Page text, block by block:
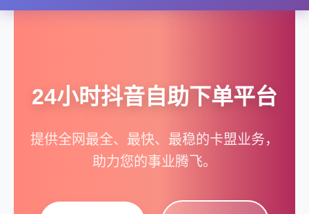
24小时抖音自助下单平台
提供全网最全、最快、最稳的卡盟业务，
助力您的事业腾飞。